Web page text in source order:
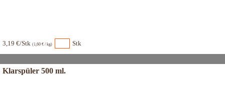
3,19 €/Stk (1,60 € / kg) Stk
Klarspüler 500 ml.